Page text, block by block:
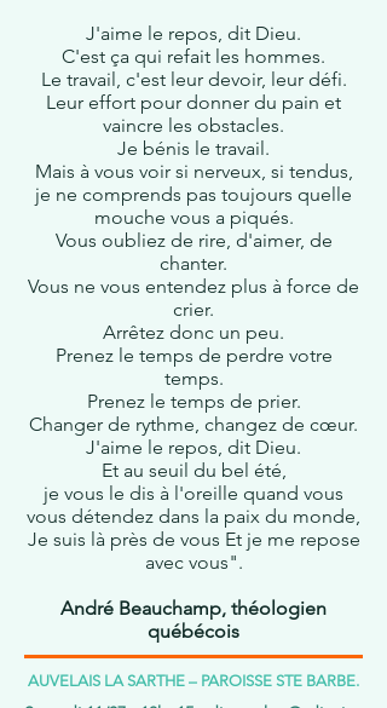
J'aime le repos, dit Dieu.
C'est ça qui refait les hommes.
Le travail, c'est leur devoir, leur défi.
Leur effort pour donner du pain et
vaincre les obstacles.
Je bénis le travail.
Mais à vous voir si nerveux, si tendus,
je ne comprends pas toujours quelle
mouche vous a piqués.
Vous oubliez de rire, d'aimer, de
chanter.
Vous ne vous entendez plus à force de
crier.
Arrêtez donc un peu.
Prenez le temps de perdre votre
temps.
Prenez le temps de prier.
Changer de rythme, changez de cœur.
J'aime le repos, dit Dieu.
Et au seuil du bel été,
je vous le dis à l'oreille quand vous
vous détendez dans la paix du monde,
Je suis là près de vous Et je me repose
avec vous".
André Beauchamp, théologien
québécois
AUVELAIS LA SARTHE – PAROISSE STE BARBE.